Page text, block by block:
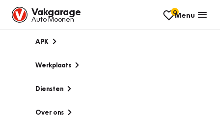
Vakgarage
Auto Moonen
0Menu
APK
Werkplaats
Diensten
Over ons